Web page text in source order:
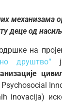
механизама
деце од
на
друштво“
inovacija)